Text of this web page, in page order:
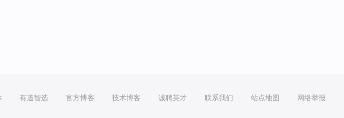
有道智选 官方博客 技术博客 诚聘英才 联系我们 站点地图 网络举报